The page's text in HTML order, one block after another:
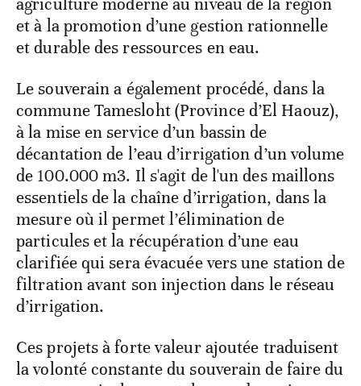
et à la promotion d’une gestion rationnelle
et durable des ressources en eau.
Le souverain a également procédé, dans la
commune Tamesloht (Province d’El Haouz),
à la mise en service d’un bassin de
décantation de l’eau d’irrigation d’un volume
de 100.000 m3. Il s'agit de l'un des maillons
essentiels de la chaîne d’irrigation, dans la
mesure où il permet l’élimination de
particules et la récupération d’une eau
clarifiée qui sera évacuée vers une station de
filtration avant son injection dans le réseau
d’irrigation.
Ces projets à forte valeur ajoutée traduisent
la volonté constante du souverain de faire du